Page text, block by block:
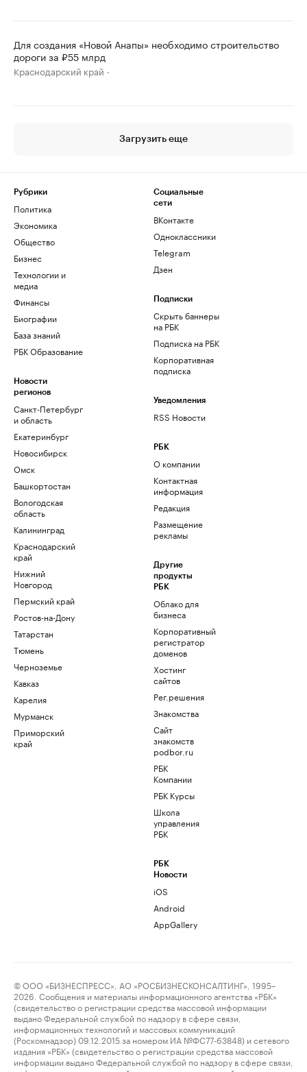
Для создания «Новой Анапы» необходимо строительство
дороги за ₽55 млрд
Краснодарский край
Загрузить еще
Рубрики
Политика
Экономика
Общество
Бизнес
Технологии и
медиа
Финансы
Биографии
База знаний
РБК Образование
Новости
регионов
Санкт-Петербург
и область
Екатеринбург
Новосибирск
Омск
Башкортостан
Вологодская
область
Калининград
Краснодарский
край
Нижний
Новгород
Пермский край
Ростов-на-Дону
Татарстан
Тюмень
Черноземье
Кавказ
Карелия
Мурманск
Приморский
край
Социальные
сети
ВКонтакте
Одноклассники
Telegram
Дзен
Подписки
Скрыть баннеры
на РБК
Подписка на РБК
Корпоративная
подписка
Уведомления
RSS Новости
РБК
О компании
Контактная
информация
Редакция
Размещение
рекламы
Другие
продукты
РБК
Облако для
бизнеса
Корпоративный
регистратор
доменов
Хостинг
сайтов
Рег.решения
Знакомства
Сайт
знакомств
podbor.ru
РБК
Компании
РБК Курсы
Школа
управления
РБК
РБК
Новости
iOS
Android
AppGallery
© ООО «БИЗНЕСПРЕСС», АО «РОСБИЗНЕСКОНСАЛТИНГ», 1995–
2026. Сообщения и материалы информационного агентства «РБК»
(свидетельство о регистрации средства массовой информации
выдано Федеральной службой по надзору в сфере связи,
информационных технологий и массовых коммуникаций
(Роскомнадзор) 09.12.2015 за номером ИА №ФС77-63848) и сетевого
издания «РБК» (свидетельство о регистрации средства массовой
информации выдано Федеральной службой по надзору в сфере связи,